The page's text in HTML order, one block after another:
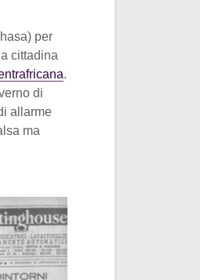
per
cittadina
.
di
allarme
ma